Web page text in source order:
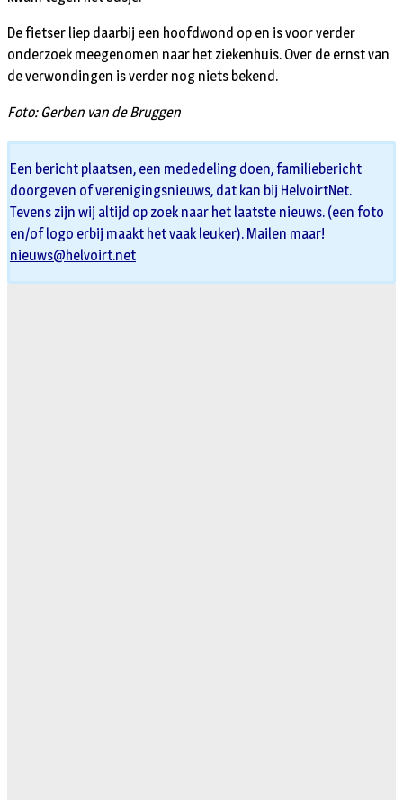
De fietser liep daarbij een hoofdwond op en is voor verder
onderzoek meegenomen naar het ziekenhuis. Over de ernst van
de verwondingen is verder nog niets bekend.
Foto: Gerben van de Bruggen
Een bericht plaatsen, een mededeling doen, familiebericht
doorgeven of verenigingsnieuws, dat kan bij HelvoirtNet.
Tevens zijn wij altijd op zoek naar het laatste nieuws. (een foto
en/of logo erbij maakt het vaak leuker). Mailen maar!
nieuws@helvoirt.net